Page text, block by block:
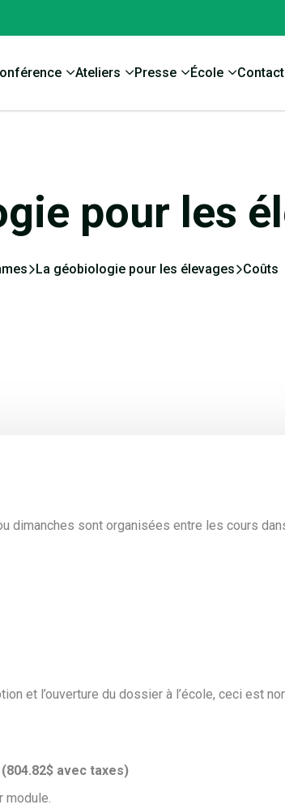
Ateliers Presse École
pour les
La géobiologie pour les élevages Coûts
dimanches sont organisées entre les cours
et l’ouverture du dossier à l’école, ceci est
avec taxes)
module.